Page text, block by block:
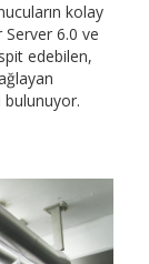
kolay
6.0 ve
edebilen,
bulunuyor.